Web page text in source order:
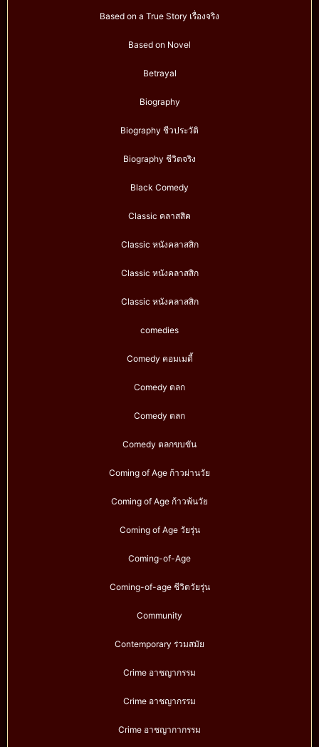
Based on a True Story เรื่องจริง
Based on Novel
Betrayal
Biography
Biography ชีวประวัติ
Biography ชีวิตจริง
Black Comedy
Classic คลาสสิค
Classic หนังคลาสสิก
Classic หนังคลาสสิก
Classic หนังคลาสสิก
comedies
Comedy คอมเมดี้
Comedy ตลก
Comedy ตลก
Comedy ตลกขบขัน
Coming of Age ก้าวผ่านวัย
Coming of Age ก้าวพ้นวัย
Coming of Age วัยรุ่น
Coming-of-Age
Coming-of-age ชีวิตวัยรุ่น
Community
Contemporary ร่วมสมัย
Crime อาชญากรรม
Crime อาชญากรรม
Crime อาชญากากรรม